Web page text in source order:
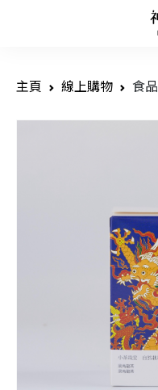
主頁 線上購物 食品